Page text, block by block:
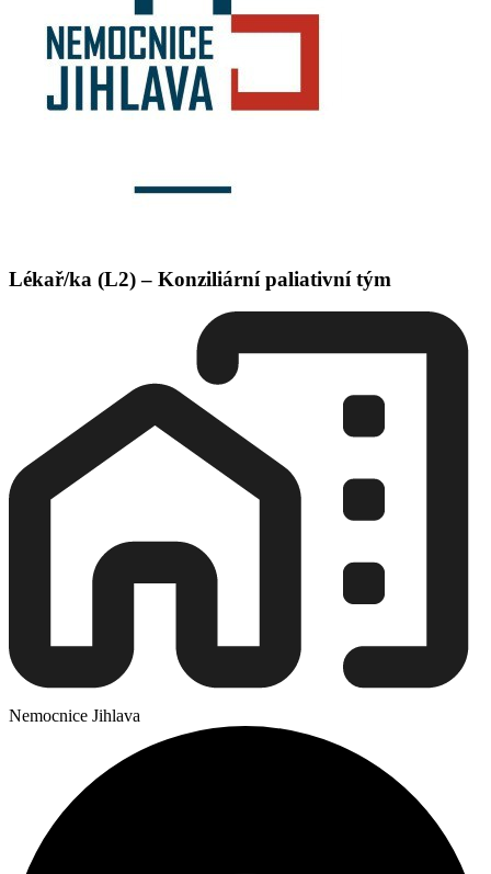
Lékař/ka (L2) – Konziliární paliativní tým
Nemocnice Jihlava